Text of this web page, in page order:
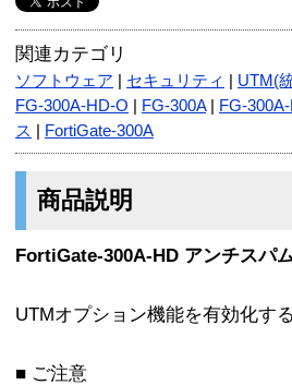
関連カテゴリ
ソフトウェア セキュリティ
UTM(
FG-300A-HD-O
FG-300A|
FG-
ス
FortiGate-300A
商品説明
FortiGate-300A-HD アンチスパ
UTMオプション機能を有効化す
■ ご注意